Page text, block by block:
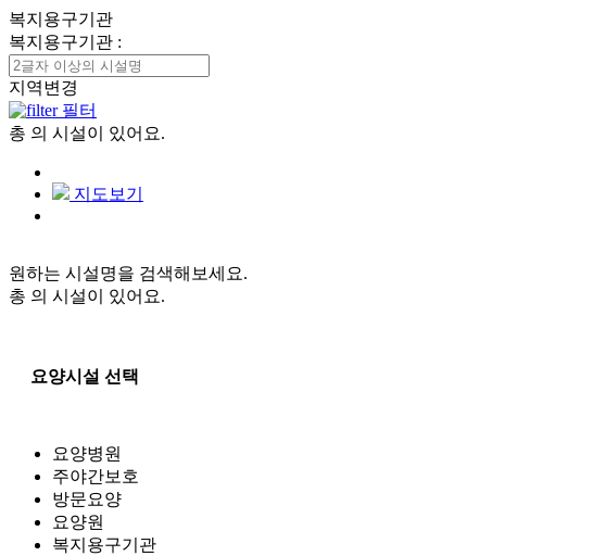
복지용구기관
복지용구기관 :
지역변경
필터
총 의 시설이 있어요.
지도보기
원하는 시설명을 검색해보세요.
총 의 시설이 있어요.
요양시설 선택
요양병원
주야간보호
방문요양
요양원
복지용구기관